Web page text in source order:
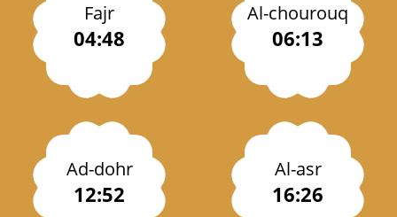
Fajr
04:48
Al-chourouq
06:13
Ad-dohr
12:52
Al-asr
16:26